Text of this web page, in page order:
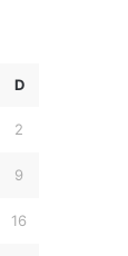
D
2
9
16